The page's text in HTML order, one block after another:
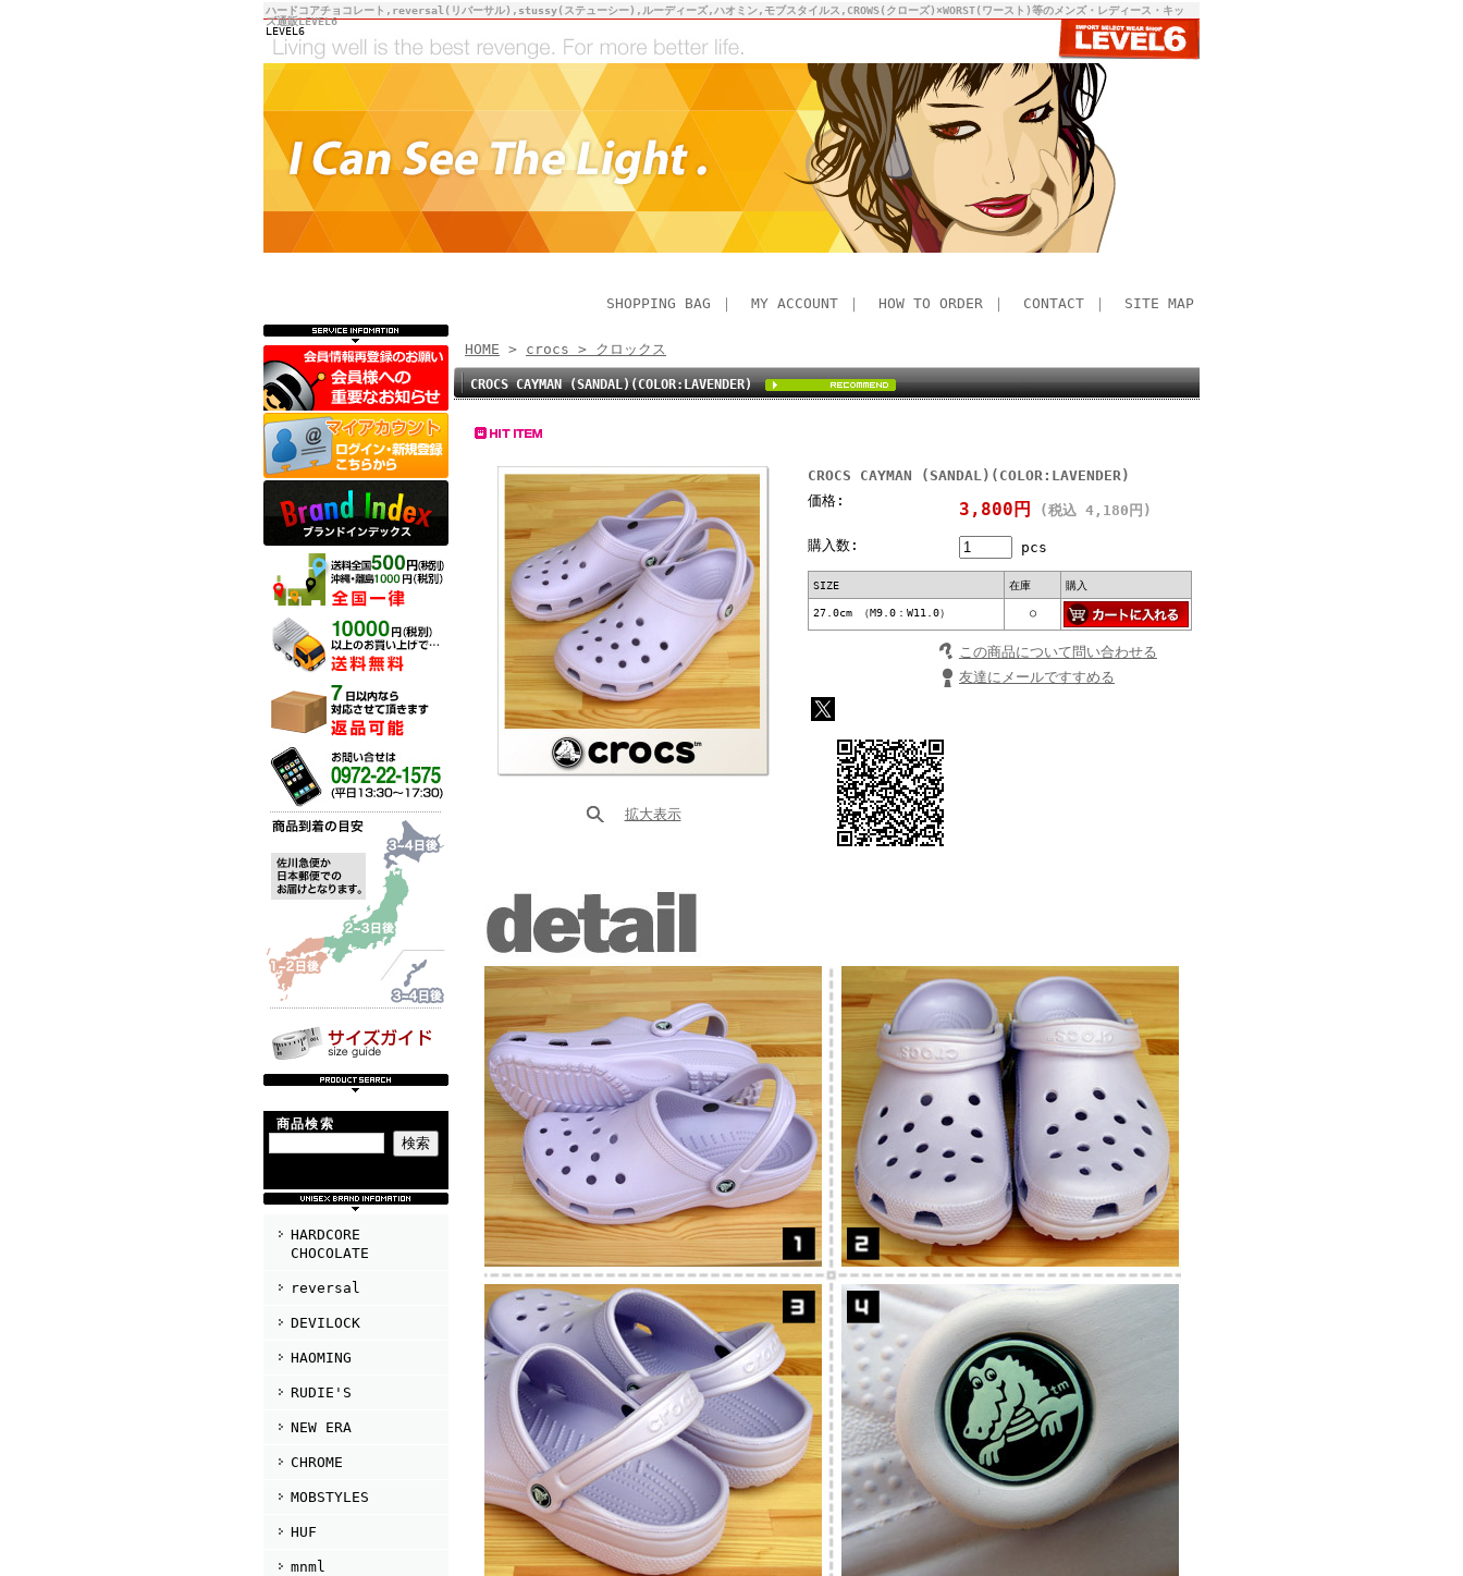
ハードコアチョコレート,reversal(リバーサル),stussy(ステューシー),ルーディーズ,ハオミン,モブスタイルス,CROWS(クローズ)×WORST(ワースト)等のメンズ・レディース・キッ
ズ通販LEVEL6
LEVEL6
SHOPPING BAG ｜ MY ACCOUNT ｜ HOW TO ORDER ｜ CONTACT ｜ SITE MAP
商品検索
HARDCORE
CHOCOLATE
reversal
DEVILOCK
HAOMING
RUDIE'S
NEW ERA
CHROME
MOBSTYLES
HUF
mnml
HOME > crocs > クロックス
CROCS CAYMAN (SANDAL)(COLOR:LAVENDER)
拡大表示
CROCS CAYMAN (SANDAL)(COLOR:LAVENDER)
価格:
3,800円 (税込 4,180円)
購入数: pcs
SIZE 在庫 購入
27.0cm （M9.0：W11.0） ○
この商品について問い合わせる
友達にメールですすめる